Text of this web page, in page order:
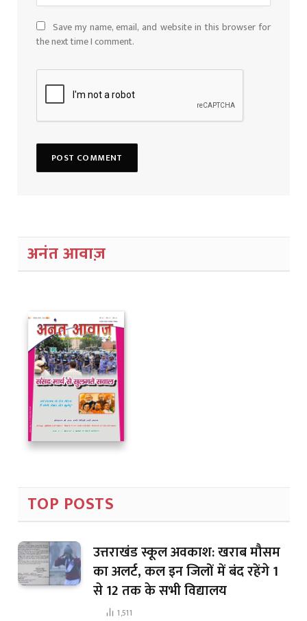
Save my name, email, and website in this browser for
the next time I comment.
अनंत आवाज़
TOP POSTS
उत्तराखंड स्कूल अवकाश: खराब मौसम
का अलर्ट, कल इन जिलों में बंद रहेंगे 1
से 12 तक के सभी विद्यालय
1,511